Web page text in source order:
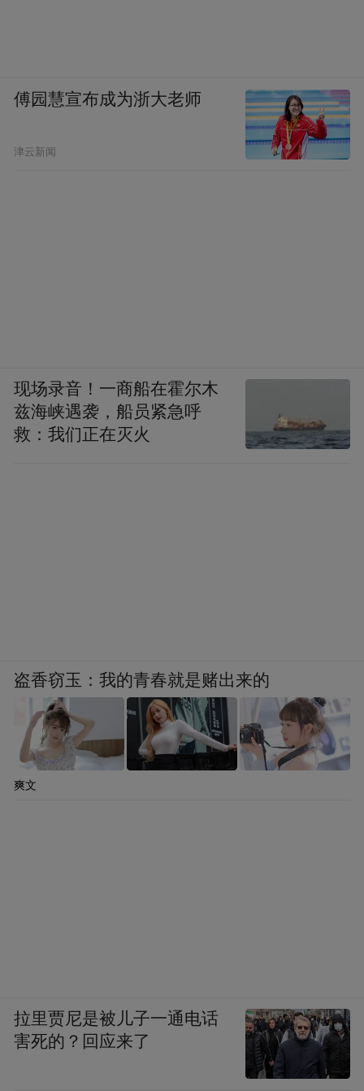
傅园慧宣布成为浙大老师
津云新闻
现场录音！一商船在霍尔木
兹海峡遇袭，船员紧急呼
救：我们正在灭火
盗香窃玉：我的青春就是赌出来的
爽文
拉里贾尼是被儿子一通电话
害死的？回应来了